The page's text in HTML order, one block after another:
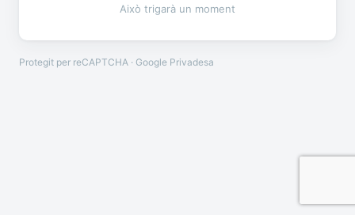
Això trigarà un moment
Protegit per reCAPTCHA · Google Privadesa